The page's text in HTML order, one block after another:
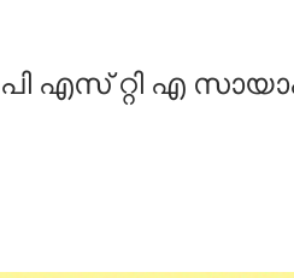
എസ് റ്റി എ